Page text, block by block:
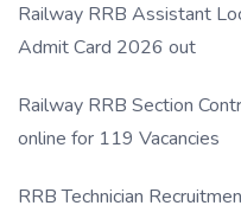
Railway RRB Assistant
Admit Card 2026 out
Railway RRB Section
online for 119 Vacancies
RRB Technician